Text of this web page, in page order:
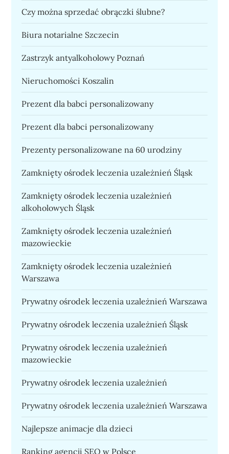
Czy można sprzedać obrączki ślubne?
Biura notarialne Szczecin
Zastrzyk antyalkoholowy Poznań
Nieruchomości Koszalin
Prezent dla babci personalizowany
Prezent dla babci personalizowany
Prezenty personalizowane na 60 urodziny
Zamknięty ośrodek leczenia uzależnień Śląsk
Zamknięty ośrodek leczenia uzależnień
alkoholowych Śląsk
Zamknięty ośrodek leczenia uzależnień
mazowieckie
Zamknięty ośrodek leczenia uzależnień
Warszawa
Prywatny ośrodek leczenia uzależnień Warszawa
Prywatny ośrodek leczenia uzależnień Śląsk
Prywatny ośrodek leczenia uzależnień
mazowieckie
Prywatny ośrodek leczenia uzależnień
Prywatny ośrodek leczenia uzależnień Warszawa
Najlepsze animacje dla dzieci
Ranking agencji SEO w Polsce